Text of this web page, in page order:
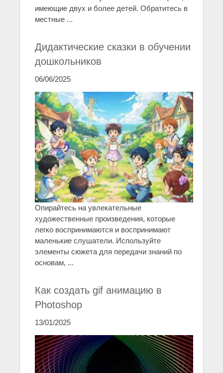
имеющие двух и более детей. Обратитесь в
местные ...
Дидактические сказки в обучении
дошкольников
06/06/2025
Опирайтесь на увлекательные
художественные произведения, которые
легко воспринимаются и воспринимают
маленькие слушатели. Используйте
элементы сюжета для передачи знаний по
основам, ...
Как создать gif анимацию в
Photoshop
13/01/2025